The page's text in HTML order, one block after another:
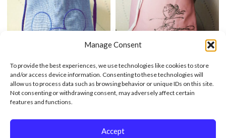
Manage Consent
To provide the best experiences, we use technologies like cookies to store
and/or access device information. Consenting to these technologies will
allow us to process data such as browsing behavior or unique IDs on this site.
Not consenting or withdrawing consent, may adversely affect certain
features and functions.
Accept
Zabawki Dla Dziecka Niebieski
Zabawki Dla Dziecka Pudrowy
Róż 36x23cm